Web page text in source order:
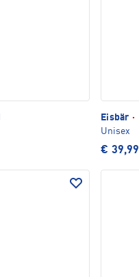
Eisbär ·
Unisex
€ 39,99